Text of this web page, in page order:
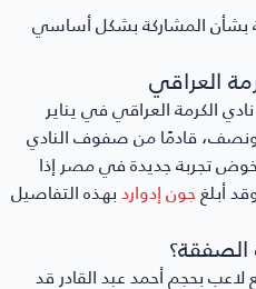
المشاركة بشكل أساسي
العراقي
الكرمة العراقي في يناير
قادمًا من صفوف النادي
خوض تجربة جديدة في مصر إذا
أبلغجون إدواردبهذه التفاصيل
بحجم أحمد عبد القادر قد